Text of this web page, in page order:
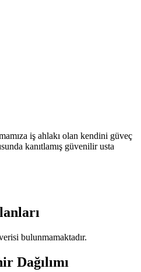
iş ahlakı olan kendini güveç
kanıtlamış güvenilir usta
bulunmamaktadır.
Dağılımı